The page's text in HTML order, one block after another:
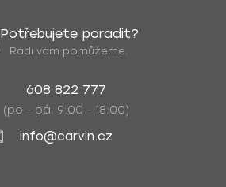
Potřebujete poradit?
Rádi vám pomůžeme.
608 822 777
(po - pá: 9:00 - 18:00)
info@carvin.cz